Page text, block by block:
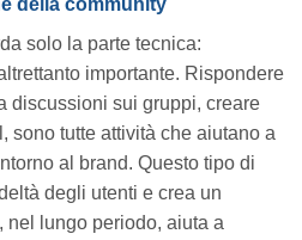
della community
solo la parte tecnica:
importante. Rispondere
discussioni sui gruppi, creare
sono tutte attività che aiutano a
al brand. Questo tipo di
degli utenti e crea un
nel lungo periodo, aiuta a